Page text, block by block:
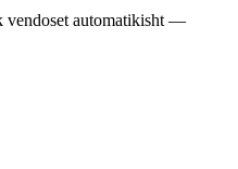
vendoset automatikisht —